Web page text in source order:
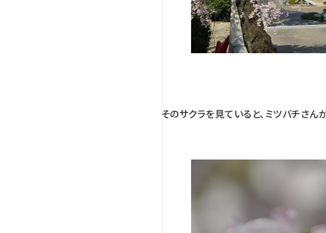
そのサクラを見ていると、ミツバチさん